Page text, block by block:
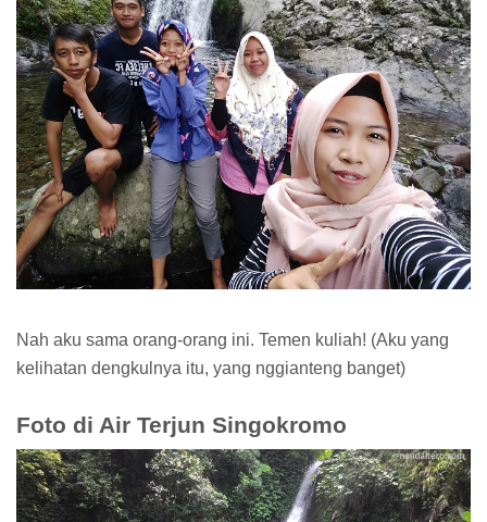
Nah aku sama orang-orang ini. Temen kuliah! (Aku yang
kelihatan dengkulnya itu, yang nggianteng banget)
Foto di Air Terjun Singokromo